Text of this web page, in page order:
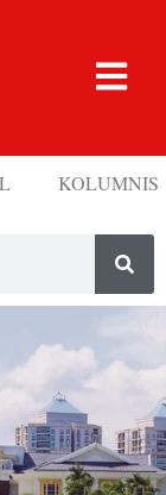
KOLUMNIS